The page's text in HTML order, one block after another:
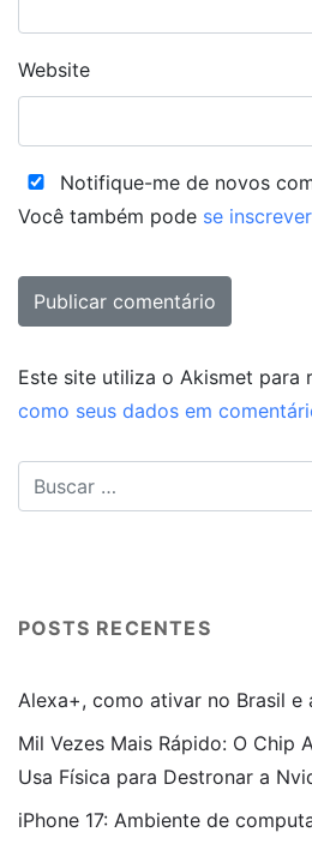
Website
Notifique-me de novos
Você também pode se inscrever
Este site utiliza o Akismet para
como seus dados em
POSTS RECENTES
Alexa+, como ativar no Brasil e
Mil Vezes Mais Rápido: O Chip
Usa Física para Destronar a
iPhone 17: Ambiente de